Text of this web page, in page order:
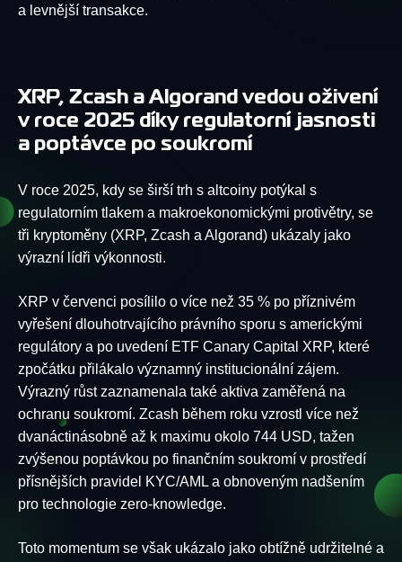
a levnější transakce.
XRP, Zcash a Algorand vedou oživení
v roce 2025 díky regulatorní jasnosti
a poptávce po soukromí
V roce 2025, kdy se širší trh s altcoiny potýkal s
regulatorním tlakem a makroekonomickými protivětry, se
tři kryptoměny (XRP, Zcash a Algorand) ukázaly jako
výrazní lídři výkonnosti.
XRP v červenci posílilo o více než 35 % po příznivém
vyřešení dlouhotrvajícího právního sporu s americkými
regulátory a po uvedení ETF Canary Capital XRP, které
zpočátku přilákalo významný institucionální zájem.
Výrazný růst zaznamenala také aktiva zaměřená na
ochranu soukromí. Zcash během roku vzrostl více než
dvanáctinásobně až k maximu okolo 744 USD, tažen
zvýšenou poptávkou po finančním soukromí v prostředí
přísnějších pravidel KYC/AML a obnoveným nadšením
pro technologie zero-knowledge.
Toto momentum se však ukázalo jako obtížně udržitelné a